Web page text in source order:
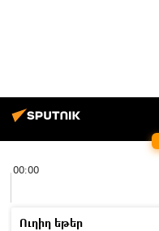
00:00
Ուղիղ եթեր